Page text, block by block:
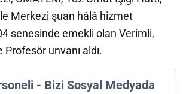
Merkezi şuan hâlâ hizmet
senesinde emekli olan Verimli,
unvanı aldı.
- Bizi Sosyal Medyada